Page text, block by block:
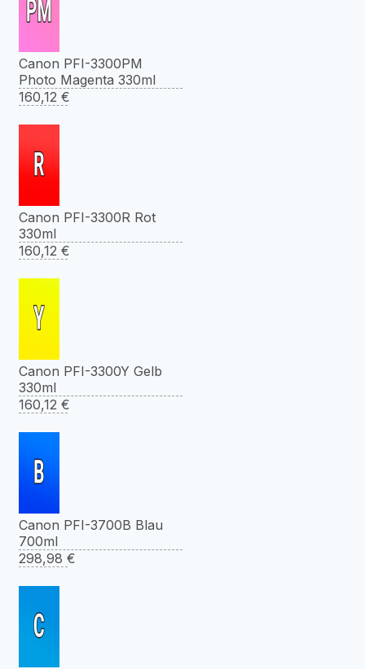
Canon PFI-3300PM
Photo Magenta 330ml
160,12 €
Canon PFI-3300R Rot
330ml
160,12 €
Canon PFI-3300Y Gelb
330ml
160,12 €
Canon PFI-3700B Blau
700ml
298,98 €